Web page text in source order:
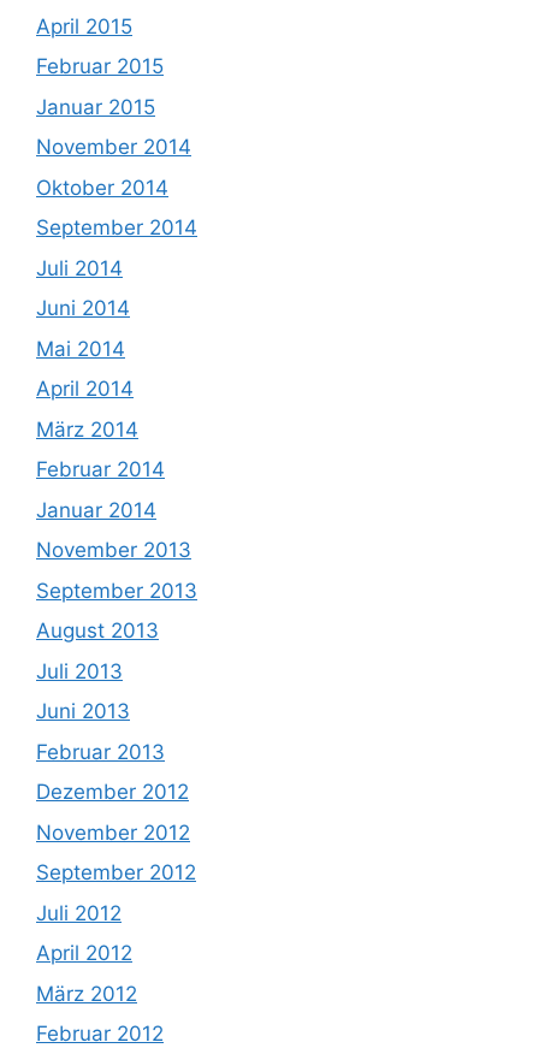
April 2015
Februar 2015
Januar 2015
November 2014
Oktober 2014
September 2014
Juli 2014
Juni 2014
Mai 2014
April 2014
März 2014
Februar 2014
Januar 2014
November 2013
September 2013
August 2013
Juli 2013
Juni 2013
Februar 2013
Dezember 2012
November 2012
September 2012
Juli 2012
April 2012
März 2012
Februar 2012